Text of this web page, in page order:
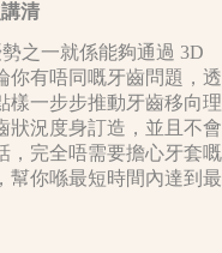
清
之一就係能夠通過 3D
你有唔同嘅牙齒問題，透
樣一步步推動牙齒移向理
狀況度身訂造，並且不會
，完全唔需要擔心牙套嘅
幫你喺最短時間內達到最